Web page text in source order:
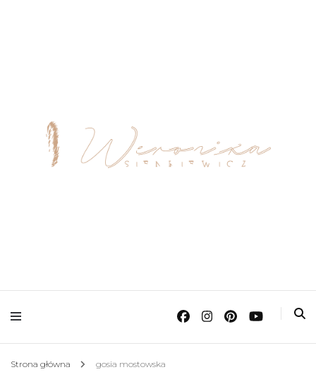
Strona główna gosia mostowska